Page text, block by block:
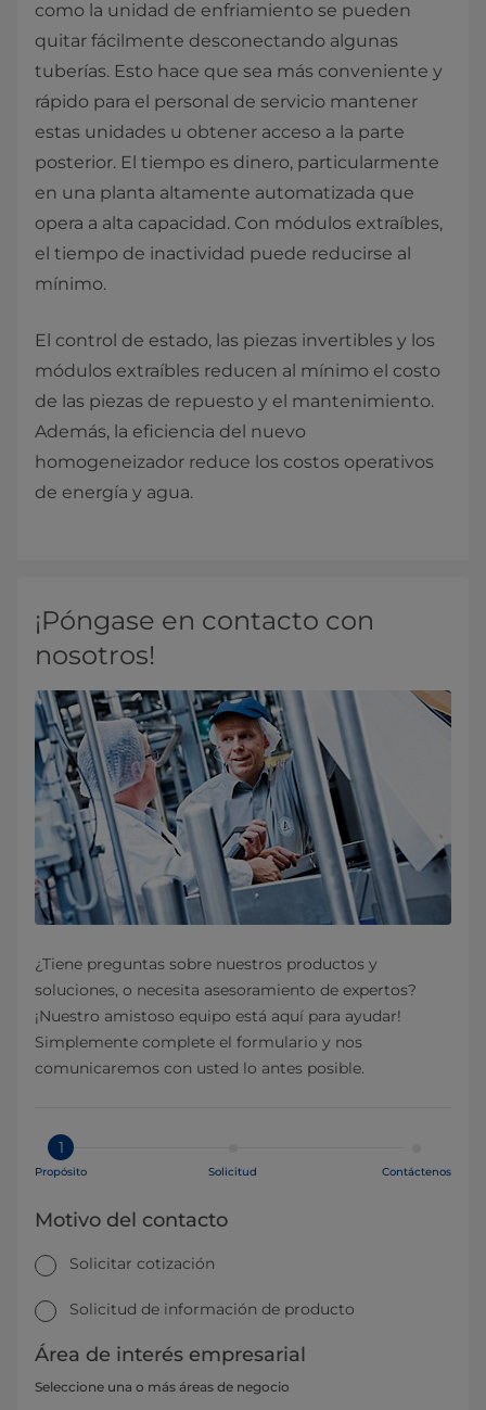
como la unidad de enfriamiento se pueden
quitar fácilmente desconectando algunas
tuberías. Esto hace que sea más conveniente y
rápido para el personal de servicio mantener
estas unidades u obtener acceso a la parte
posterior. El tiempo es dinero, particularmente
en una planta altamente automatizada que
opera a alta capacidad. Con módulos extraíbles,
el tiempo de inactividad puede reducirse al
mínimo.
El control de estado, las piezas invertibles y los
módulos extraíbles reducen al mínimo el costo
de las piezas de repuesto y el mantenimiento.
Además, la eficiencia del nuevo
homogeneizador reduce los costos operativos
de energía y agua.
¡Póngase en contacto con
nosotros!
¿Tiene preguntas sobre nuestros productos y
soluciones, o necesita asesoramiento de expertos?
¡Nuestro amistoso equipo está aquí para ayudar!
Simplemente complete el formulario y nos
comunicaremos con usted lo antes posible.
1
Propósito Solicitud Contáctenos
Motivo del contacto
Solicitar cotización
Solicitud de información de producto
Área de interés empresarial
Seleccione una o más áreas de negocio